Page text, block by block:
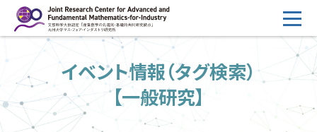
ン
へ
ス
HOME
概要
運営
イベント情報（タグ検索）
【一般研究】